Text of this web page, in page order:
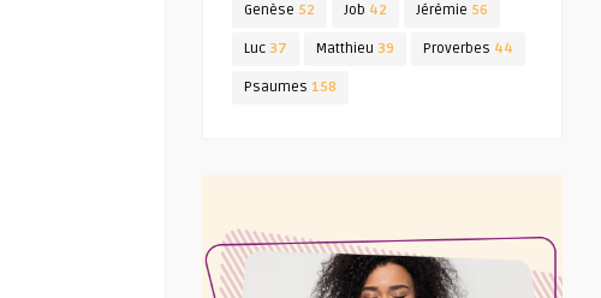
Genèse 52 Job 42 Jérémie 56
Luc 37 Matthieu 39 Proverbes 44
Psaumes 158